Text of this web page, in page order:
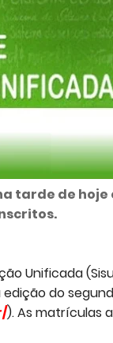
tarde de hoje
Unificada
do
). As matrículas